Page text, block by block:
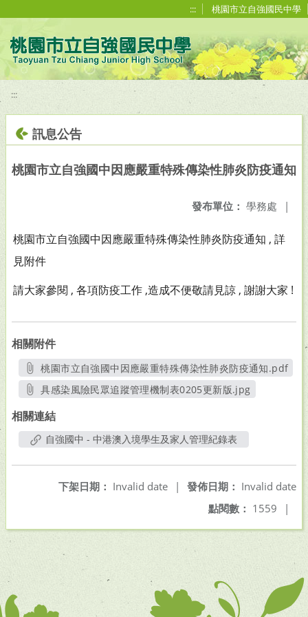
::: 桃園市立自強國民中學
:::
訊息公告
桃園市立自強國中因應嚴重特殊傳染性肺炎防疫通知
發布單位： 學務處 |
桃園市立自強國中因應嚴重特殊傳染性肺炎防疫通知 , 詳
見附件
請大家參閱 , 各項防疫工作 ,造成不便敬請見諒 , 謝謝大家 !
相關附件
桃園市立自強國中因應嚴重特殊傳染性肺炎防疫通知.pdf
另開新視窗
具感染風險民眾追蹤管理機制表0205更新版.jpg
相關連結
自強國中 - 中港澳入境學生及家人管理紀錄表
發佈日期： Invalid date
下架日期： Invalid date
|
點閱數： 1559 |